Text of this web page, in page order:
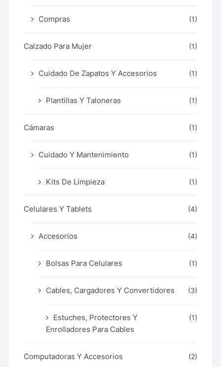
Compras (1)
Calzado Para Mujer (1)
Cuidado De Zapatos Y Accesorios (1)
Plantillas Y Taloneras (1)
Cámaras (1)
Cuidado Y Mantenimiento (1)
Kits De Limpieza (1)
Celulares Y Tablets (4)
Accesorios (4)
Bolsas Para Celulares (1)
Cables, Cargadores Y Convertidores (3)
Estuches, Protectores Y
Enrolladores Para Cables
(1)
Computadoras Y Accesorios (2)